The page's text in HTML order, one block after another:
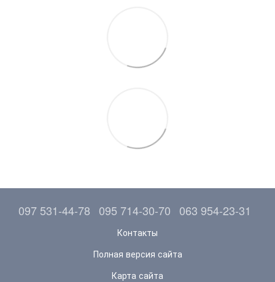
097 531-44-78 095 714-30-70 063 954-23-31
Контакты
Полная версия сайта
Карта сайта